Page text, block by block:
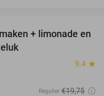
52%
+ limonade en
9.4 star
Regulier €19,75